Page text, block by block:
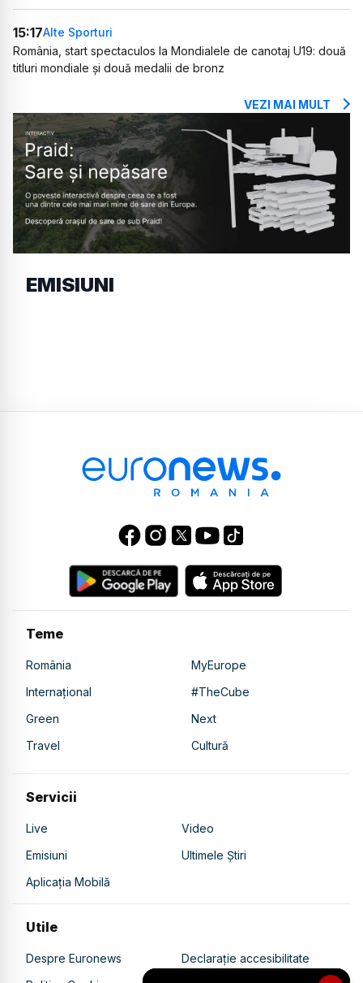
15:17Alte Sporturi
România, start spectaculos la Mondialele de canotaj U19: două
titluri mondiale și două medalii de bronz
VEZI MAI MULT
EMISIUNI
Teme
România
MyEurope
Internațional
#TheCube
Green
Next
Travel
Cultură
Servicii
Live
Video
Emisiuni
Ultimele Știri
Aplicația Mobilă
Utile
Despre Euronews
Declarație accesibilitate